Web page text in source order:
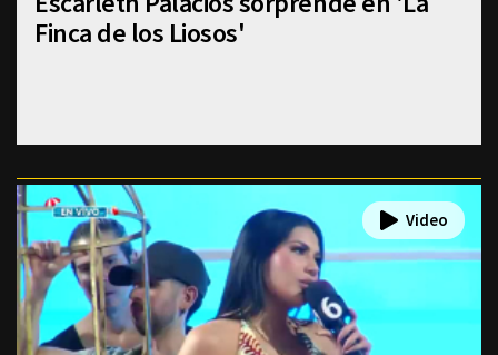
Finca de los Liosos'